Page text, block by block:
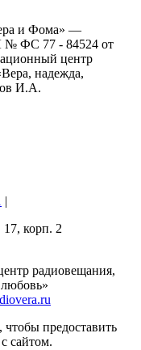
и Фома» —
№ ФС 77 - 84524 от
центр
надежда,
И.А.
17, корп. 2
радиовещания,
предоставить
сайтом.